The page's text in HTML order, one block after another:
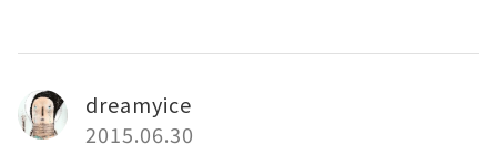
dreamyice
2015.06.30